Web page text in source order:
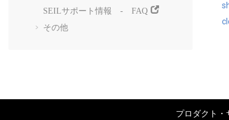
SEILサポート情報 - FAQ
その他
プロダクト・